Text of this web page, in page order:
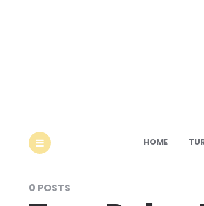
HOME
0 POSTS